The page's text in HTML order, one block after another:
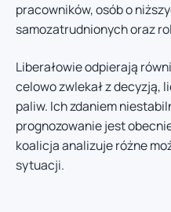
pracowników, osób o
samozatrudnionych oraz
Liberałowie odpierają
celowo zwlekał z decyzją,
paliw. Ich zdaniem
prognozowanie jest
koalicja analizuje różne
sytuacji.